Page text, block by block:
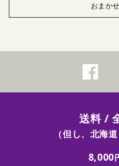
おまか
送料 /
（但し、北海
8,000